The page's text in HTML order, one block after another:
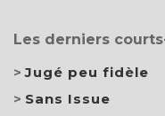
Les derniers
Jugé peu fidèle
Sans Issue